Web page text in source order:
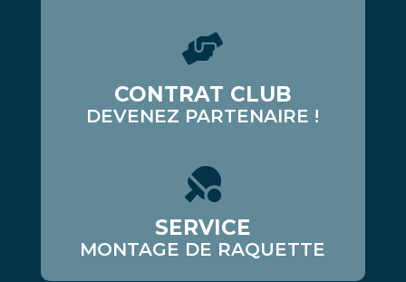
CONTRAT CLUB
DEVENEZ PARTENAIRE !
SERVICE
MONTAGE DE RAQUETTE